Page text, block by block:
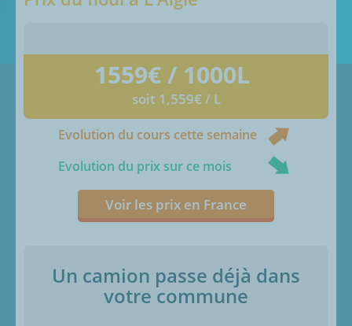
1559€ / 1000L
soit 1,559€ / L
Evolution du cours cette semaine
Evolution du prix sur ce mois
Voir les prix en France
Un camion passe déjà dans
votre commune